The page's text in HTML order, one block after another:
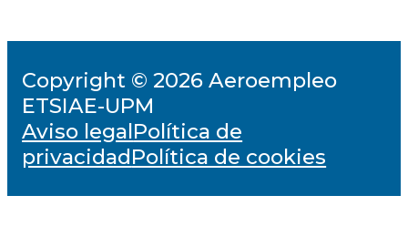
Copyright © 2026 Aeroempleo
ETSIAE-UPM
Aviso legalPolítica de
privacidadPolítica de cookies